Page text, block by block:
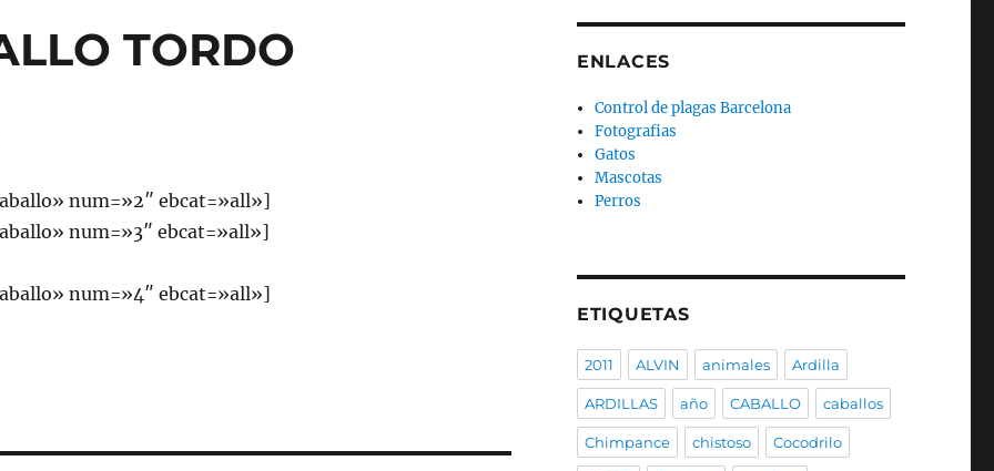
TORDO
num=»2″ ebcat=»all»]
num=»3″ ebcat=»all»]
num=»4″ ebcat=»all»]
ENLACES
Control de plagas Barcelona
Fotografias
Gatos
Mascotas
Perros
ETIQUETAS
2011 ALVIN animales Ardilla
ARDILLAS año CABALLO caballos
Chimpance chistoso Cocodrilo